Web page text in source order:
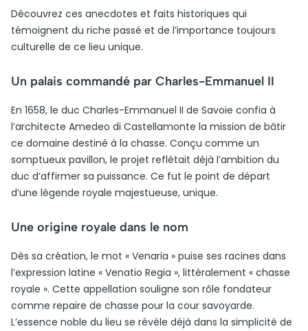
Découvrez ces anecdotes et faits historiques qui
témoignent du riche passé et de l’importance toujours
culturelle de ce lieu unique.
Un palais commandé par Charles-Emmanuel II
En 1658, le duc Charles-Emmanuel II de Savoie confia à
l’architecte Amedeo di Castellamonte la mission de bâtir
ce domaine destiné à la chasse. Conçu comme un
somptueux pavillon, le projet reflétait déjà l’ambition du
duc d’affirmer sa puissance. Ce fut le point de départ
d’une légende royale majestueuse, unique.
Une origine royale dans le nom
Dès sa création, le mot « Venaria » puise ses racines dans
l’expression latine « Venatio Regia », littéralement « chasse
royale ». Cette appellation souligne son rôle fondateur
comme repaire de chasse pour la cour savoyarde.
L’essence noble du lieu se révèle déjà dans la simplicité de